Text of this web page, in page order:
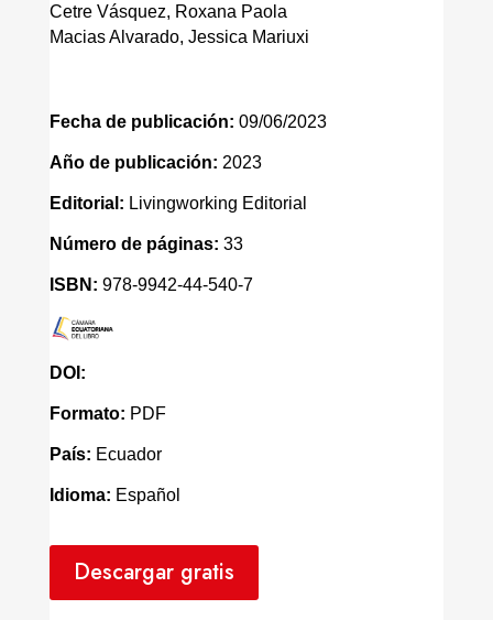
Cetre Vásquez, Roxana Paola
Macias Alvarado, Jessica Mariuxi
Fecha de publicación: 09/06/2023
Año de publicación: 2023
Editorial: Livingworking Editorial
Número de páginas: 33
ISBN: 978-9942-44-540-7
DOI:
Formato: PDF
País: Ecuador
Idioma: Español
Descargar gratis